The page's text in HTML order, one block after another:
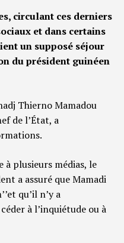
circulant ces derniers
et dans certains
un supposé séjour
du président guinéen
Thierno Mamadou
de l’État, a
plusieurs médias, le
a assuré que Mamadi
qu’il n’y a
à l’inquiétude ou à